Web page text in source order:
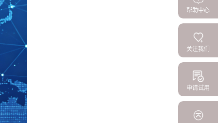
帮助中心
关注我们
申请试用